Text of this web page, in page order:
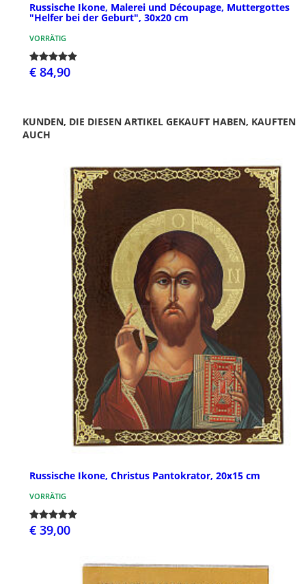
Russische Ikone, Malerei und Découpage, Muttergottes
"Helfer bei der Geburt", 30x20 cm
VORRÄTIG
€ 84,90
KUNDEN, DIE DIESEN ARTIKEL GEKAUFT HABEN, KAUFTEN
AUCH
Russische Ikone, Christus Pantokrator, 20x15 cm
VORRÄTIG
€ 39,00